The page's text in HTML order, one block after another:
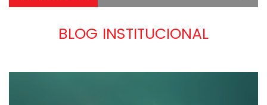
BLOG INSTITUCIONAL